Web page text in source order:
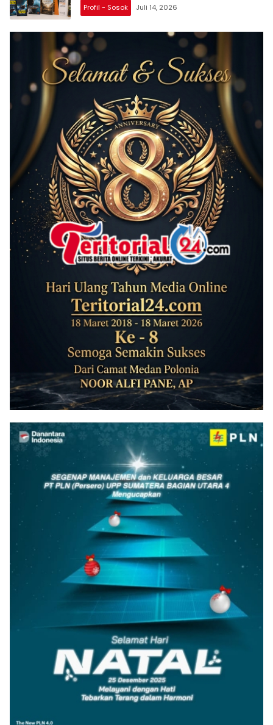
Profil - Sosok Juli 14, 2026